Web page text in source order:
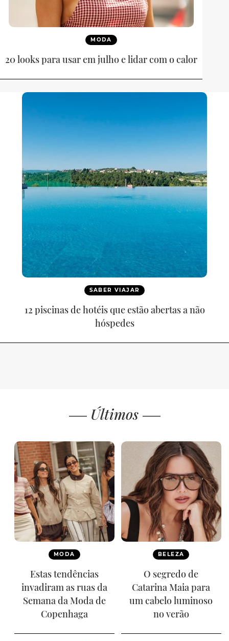
MODA
20 looks para usar em julho e lidar com o calor
SABER VIAJAR
12 piscinas de hotéis que estão abertas a não
hóspedes
Últimos
MODA
Estas tendências
invadiram as ruas da
Semana da Moda de
Copenhaga
BELEZA
O segredo de
Catarina Maia para
um cabelo luminoso
no verão